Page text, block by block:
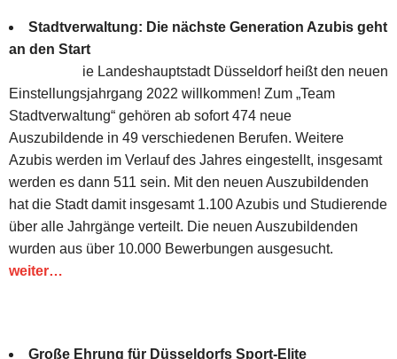
Stadtverwaltung: Die nächste Generation Azubis geht
an den Start
ie Landeshauptstadt Düsseldorf heißt den neuen
Einstellungsjahrgang 2022 willkommen! Zum „Team
Stadtverwaltung“ gehören ab sofort 474 neue
Auszubildende in 49 verschiedenen Berufen. Weitere
Azubis werden im Verlauf des Jahres eingestellt, insgesamt
werden es dann 511 sein. Mit den neuen Auszubildenden
hat die Stadt damit insgesamt 1.100 Azubis und Studierende
über alle Jahrgänge verteilt. Die neuen Auszubildenden
wurden aus über 10.000 Bewerbungen ausgesucht.
weiter…
Große Ehrung für Düsseldorfs Sport-Elite